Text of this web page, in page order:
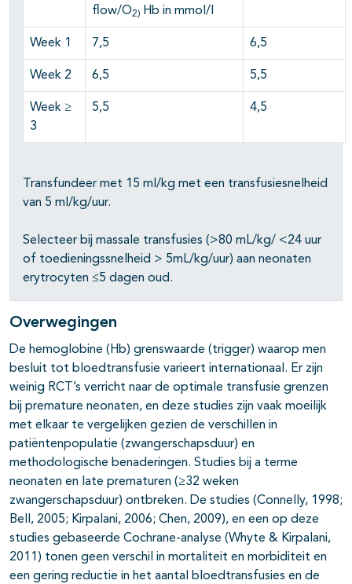
flow/O2) Hb in mmol/l
Week 1 7,5 6,5
Week 2 6,5 5,5
Week ≥
3
5,5 4,5
Transfundeer met 15 ml/kg met een transfusiesnelheid
van 5 ml/kg/uur.
Selecteer bij massale transfusies (>80 mL/kg/ <24 uur
of toedieningssnelheid > 5mL/kg/uur) aan neonaten
erytrocyten ≤5 dagen oud.
Overwegingen
De hemoglobine (Hb) grenswaarde (trigger) waarop men
besluit tot bloedtransfusie varieert internationaal. Er zijn
weinig RCT’s verricht naar de optimale transfusie grenzen
bij premature neonaten, en deze studies zijn vaak moeilijk
met elkaar te vergelijken gezien de verschillen in
patiëntenpopulatie (zwangerschapsduur) en
methodologische benaderingen. Studies bij a terme
neonaten en late prematuren (≥32 weken
zwangerschapsduur) ontbreken. De studies (Connelly, 1998;
Bell, 2005; Kirpalani, 2006; Chen, 2009), en een op deze
studies gebaseerde Cochrane-analyse (Whyte & Kirpalani,
2011) tonen geen verschil in mortaliteit en morbiditeit en
een gering reductie in het aantal bloedtransfusies en de